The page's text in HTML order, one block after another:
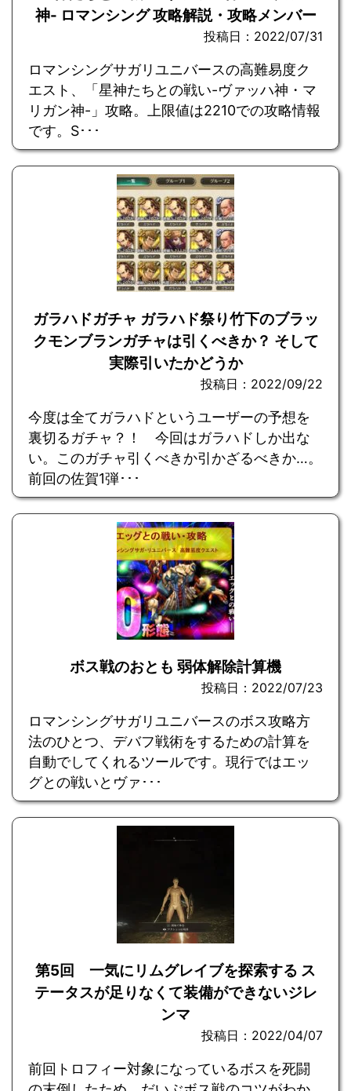
神- ロマンシング 攻略解説・攻略メンバー
投稿日：2022/07/31
ロマンシングサガリユニバースの高難易度ク
エスト、「星神たちとの戦い-ヴァッハ神・マ
リガン神-」攻略。上限値は2210での攻略情報
です。S･･･
ガラハドガチャ ガラハド祭り竹下のブラッ
クモンブランガチャは引くべきか？ そして
実際引いたかどうか
投稿日：2022/09/22
今度は全てガラハドというユーザーの予想を
裏切るガチャ？！ 今回はガラハドしか出な
い。このガチャ引くべきか引かざるべきか…。
前回の佐賀1弾･･･
ボス戦のおとも 弱体解除計算機
投稿日：2022/07/23
ロマンシングサガリユニバースのボス攻略方
法のひとつ、デバフ戦術をするための計算を
自動でしてくれるツールです。現行ではエッ
グとの戦いとヴァ･･･
第5回 一気にリムグレイブを探索する ス
テータスが足りなくて装備ができないジレ
ンマ
投稿日：2022/04/07
前回トロフィー対象になっているボスを死闘